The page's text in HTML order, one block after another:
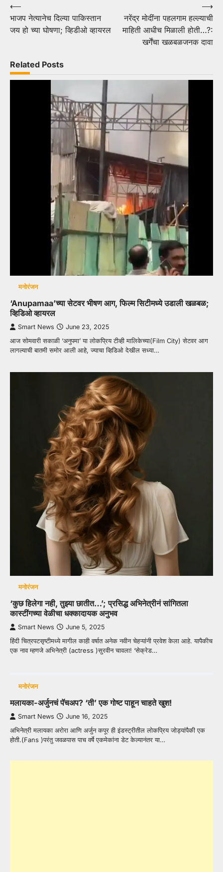
Post
navigation
⟵
भाजप नेत्यानेच दिल्या पाकिस्तान
जय हो च्या घोषणा; व्हिडीओ व्हायरल
नरेंद्र मोदींना पहलगाम हल्ल्याची
माहिती आधीच मिळाली होती…?:
खर्गेंचा खळबळजनक दावा
⟶
Related Posts
मनोरंजन
‘Anupamaa’च्या सेटवर भीषण आग, फिल्म सिटीमध्ये उडाली खळबळ;
व्हिडिओ व्हायरल
Smart News June 23, 2025
आज सोमवारी सकाळी ‘अनुपमा’ या लोकप्रिय टीव्ही मालिकेच्या(Film City) सेटवर आग
लागल्याची बातमी समोर आली आहे, ज्याचा व्हिडिओ देखील सध्या…
मनोरंजन
‘कुछ हिलेगा नही, तुझ्या छातीत…’; प्रसिद्ध अभिनेत्रीनं सांगितला
कास्टींगच्या वेळीचा धक्कादायक अनुभव
Smart News June 5, 2025
हिंदी चित्रपटसृष्टीमध्ये मागील काही वर्षात अनेक नवीन चेहऱ्यांनी प्रवेश केला आहे. यापैकीच
एक नाव म्हणजे अभिनेत्री (actress )सुरवीन चावला! ‘सेक्रेड…
मनोरंजन
मलायका-अर्जुनचं पॅचअप? ‘ती’ एक गोष्ट पाहून चाहते खुश!
Smart News June 16, 2025
अभिनेत्री मलायका अरोरा आणि अर्जुन कपूर ही इंडस्ट्रीतील लोकप्रिय जोड्यांपैकी एक
होती.(Fans )परंतु जवळपास पाच वर्षे एकमेकांना डेट केल्यानंतर या…